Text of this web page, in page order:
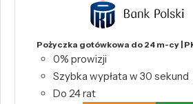
Pożyczka gotówkowa do 24 m-cy |
0% prowizji
Szybka wypłata w 30 sekund
Do 24 rat